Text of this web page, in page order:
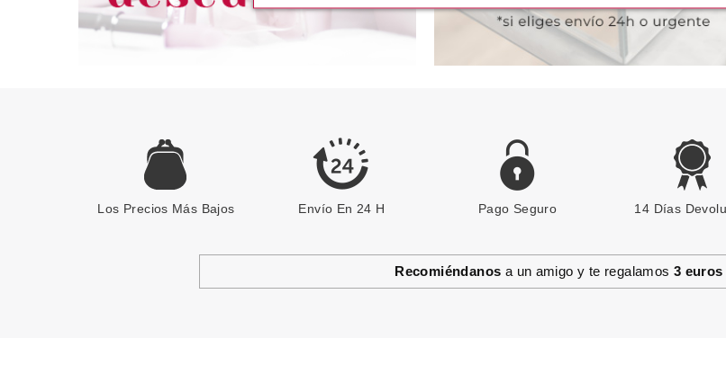
GUERLAIN
Pvr 49.00€ desde
Los Precios Más Bajos Envío En 24 H Pago Seguro 14 Días
Recomiéndanos a un amigo y te regalamos 3